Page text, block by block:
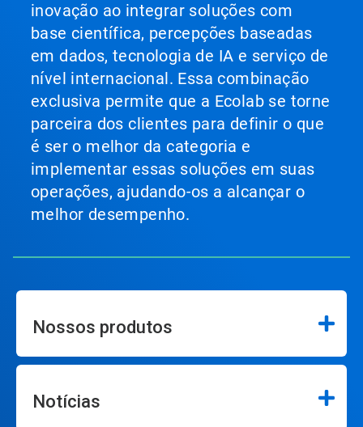
inovação ao integrar soluções com
base científica, percepções baseadas
em dados, tecnologia de IA e serviço de
nível internacional. Essa combinação
exclusiva permite que a Ecolab se torne
parceira dos clientes para definir o que
é ser o melhor da categoria e
implementar essas soluções em suas
operações, ajudando-os a alcançar o
melhor desempenho.
Nossos produtos
Notícias